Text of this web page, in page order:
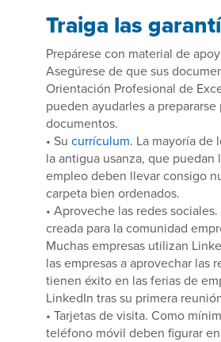
Traiga las
Prepárese con material de
Asegúrese de que sus
Orientación Profesional de
pueden ayudarles a
documentos.
• Su currículum. La mayoría de
la antigua usanza, que
empleo deben llevar consigo
carpeta bien ordenados.
• Aproveche las redes
creada para la comunidad
Muchas empresas utilizan
las empresas a aprovechar las
tienen éxito en las ferias de
LinkedIn tras su primera
• Tarjetas de visita. Como
teléfono móvil deben figurar